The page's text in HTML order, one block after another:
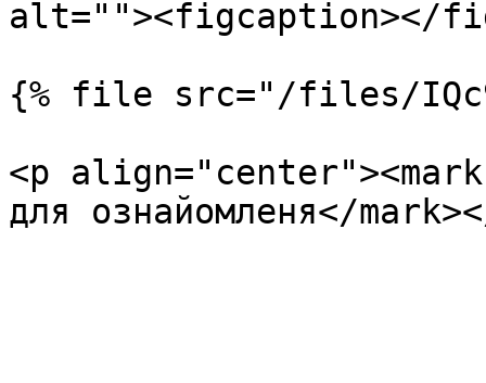
alt=""><figcaption></
{% file src="/files/
<p